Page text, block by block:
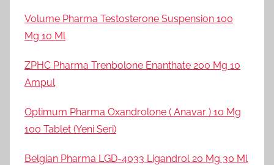
Volume Pharma Testosterone Suspension 100
Mg 10 Ml
ZPHC Pharma Trenbolone Enanthate 200 Mg 10
Ampul
Optimum Pharma Oxandrolone ( Anavar ) 10 Mg
100 Tablet (Yeni Seri)
Belgian Pharma LGD-4033 Ligandrol 20 Mg 30 Ml